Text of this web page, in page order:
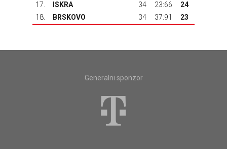
17.
ISKRA 34 23:66
24
18.
BRSKOVO 34 37:91 23
Generalni sponzor